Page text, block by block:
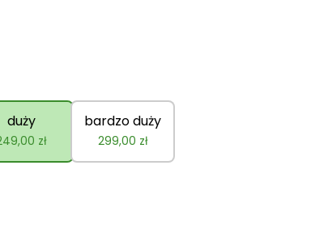
zł
duży
299,00 zł
bardzo duży